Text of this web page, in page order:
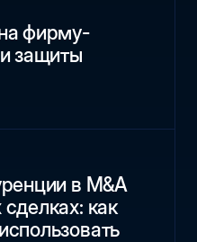
фирму-
защиты
в M&A
как